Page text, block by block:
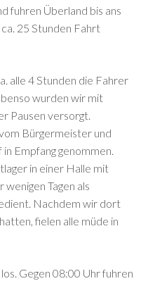
fuhren Überland bis ans
25 Stunden Fahrt
alle 4 Stunden die Fahrer
wurden wir mit
Pausen versorgt.
Bürgermeister und
Empfang genommen.
in einer Halle mit
Tagen als
Nachdem wir dort
fielen alle müde in
Gegen 08:00 Uhr fuhren